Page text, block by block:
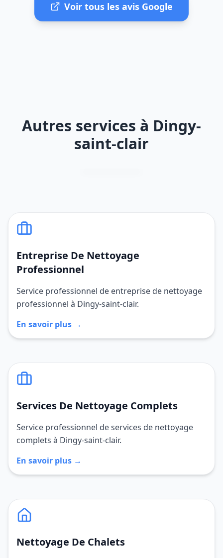
Voir tous les avis Google
Autres services à Dingy-
saint-clair
Entreprise De Nettoyage
Professionnel
Service professionnel de entreprise de nettoyage
professionnel à Dingy-saint-clair.
En savoir plus →
Services De Nettoyage Complets
Service professionnel de services de nettoyage
complets à Dingy-saint-clair.
En savoir plus →
Nettoyage De Chalets